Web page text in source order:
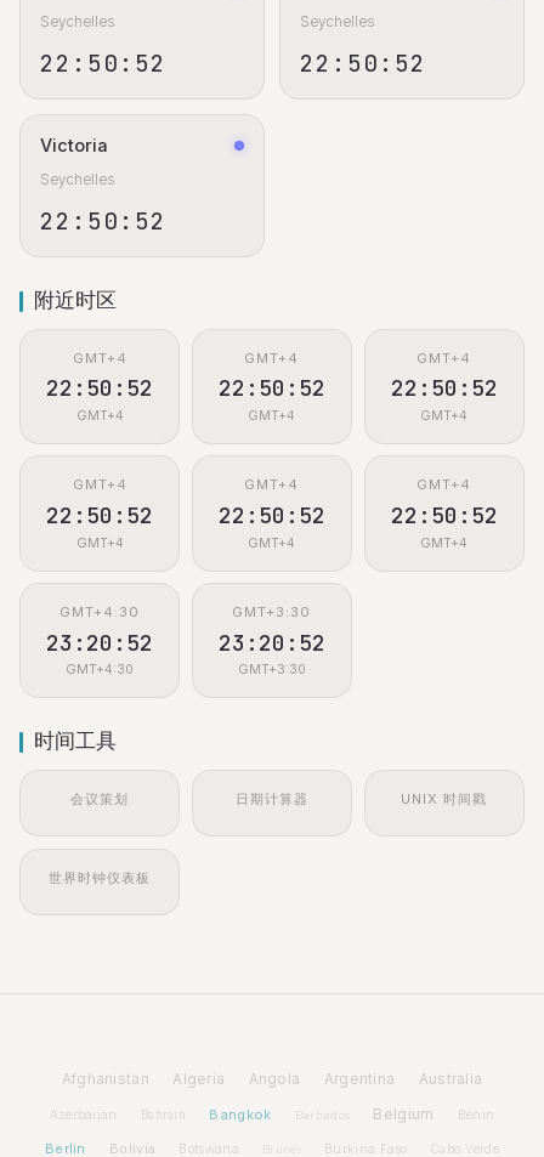
Seychelles
22:50:52
Seychelles
22:50:52
Victoria
Seychelles
22:50:52
附近时区
GMT+4
22:50:52
GMT+4
GMT+4
22:50:52
GMT+4
GMT+4
22:50:52
GMT+4
GMT+4
22:50:52
GMT+4
GMT+4
22:50:52
GMT+4
GMT+4
22:50:52
GMT+4
GMT+4:30
23:20:52
GMT+4:30
GMT+3:30
23:20:52
GMT+3:30
时间工具
会议策划 日期计算器 UNIX 时间戳
世界时钟仪表板
Afghanistan Algeria Angola Argentina Australia
Azerbaijan Bahrain Bangkok Barbados Belgium Benin
Berlin Bolivia Botswana Brunei Burkina Faso Cabo Verde